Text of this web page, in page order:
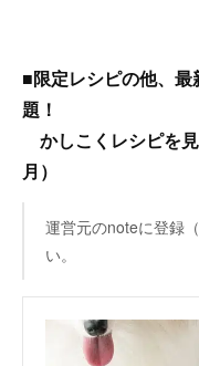
■限定レシピの他、
題！
かしこくレシピを
月）
運営元のnoteに登録
い。